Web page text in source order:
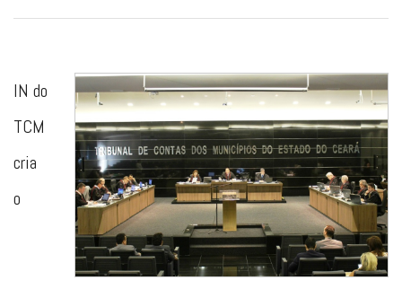
IN do
TCM
cria
o